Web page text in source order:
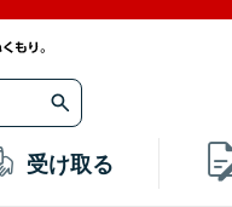
受け取る